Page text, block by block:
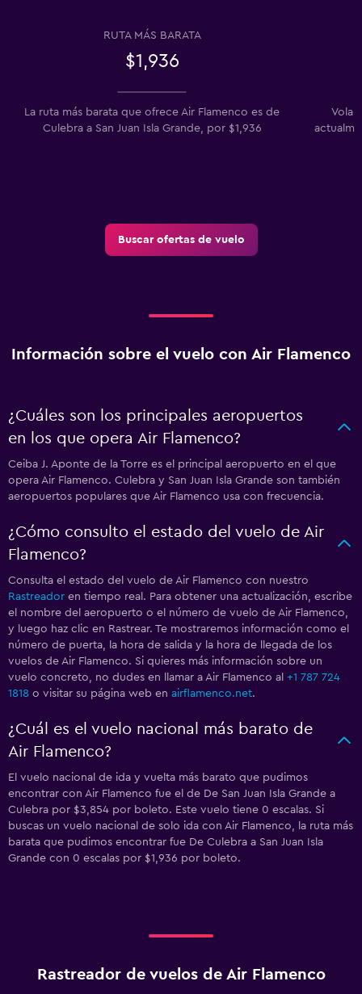
RUTA MÁS BARATA
$1,936
La ruta más barata que ofrece Air Flamenco es de
Culebra a San Juan Isla Grande, por $1,936
Volar
Buscar ofertas de vuelo
Información sobre el vuelo con Air Flamenco
¿Cuáles son los principales aeropuertos
en los que opera Air Flamenco?
Ceiba J. Aponte de la Torre es el principal aeropuerto en el que
opera Air Flamenco. Culebra y San Juan Isla Grande son también
aeropuertos populares que Air Flamenco usa con frecuencia.
¿Cómo consulto el estado del vuelo de Air
Flamenco?
Consulta el estado del vuelo de Air Flamenco con nuestro
Rastreador en tiempo real. Para obtener una actualización, escribe
el nombre del aeropuerto o el número de vuelo de Air Flamenco,
y luego haz clic en Rastrear. Te mostraremos información como el
número de puerta, la hora de salida y la hora de llegada de los
vuelos de Air Flamenco. Si quieres más información sobre un
vuelo concreto, no dudes en llamar a Air Flamenco al +1 787 724
1818 o visitar su página web en airflamenco.net.
¿Cuál es el vuelo nacional más barato de
Air Flamenco?
El vuelo nacional de ida y vuelta más barato que pudimos
encontrar con Air Flamenco fue el de De San Juan Isla Grande a
Culebra por $3,854 por boleto. Este vuelo tiene 0 escalas. Si
buscas un vuelo nacional de solo ida con Air Flamenco, la ruta más
barata que pudimos encontrar fue De Culebra a San Juan Isla
Grande con 0 escalas por $1,936 por boleto.
Rastreador de vuelos de Air Flamenco